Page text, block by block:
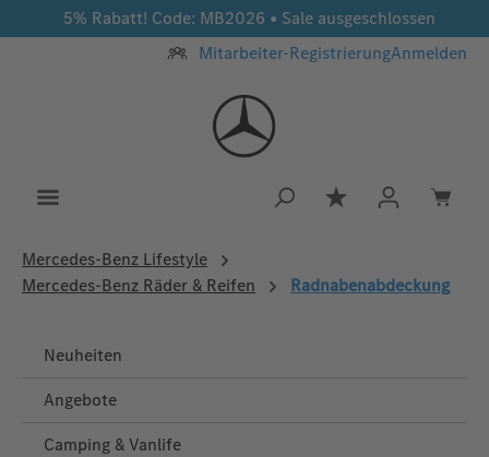
Zum Hauptinhalt springen
5% Rabatt! Code: MB2026 • Sale ausgeschlossen
Mitarbeiter-RegistrierungAnmelden
Du hast 0
Mercedes‑Benz Lifestyle
Mercedes-Benz Räder & Reifen
Radnabenabdeckung
Neuheiten
Angebote
Camping & Vanlife